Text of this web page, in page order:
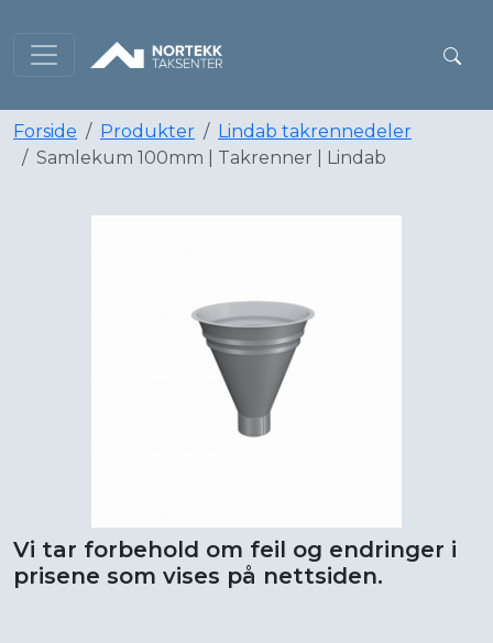
Forside Produkter
Lindab takrennedeler
Samlekum 100mm | Takrenner | Lindab
Vi tar forbehold om feil og endringer i
prisene som vises på nettsiden.